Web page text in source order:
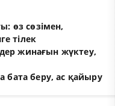
өз сөзімен,
тілек
жинағын жүктеу,
бата беру, ас қайыру